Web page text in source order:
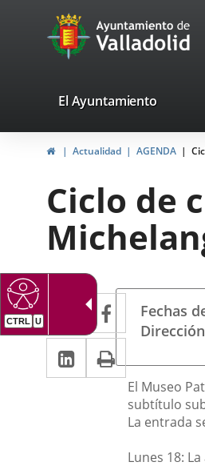
Portal
Web
Ayuntamiento
de
valladolid.es
El Ayuntamiento
InicioActualidad AGENDA
Ciclo de
Twitter
Enlace
a
una
aplicación
externa.
Facebook
Enlace
a
una
aplicación
externa.
LinkedIn
Enlace
a
aplicación
externa.
del
evento
Fechas
El Museo
subtítulo
La entrada
Lunes 18: